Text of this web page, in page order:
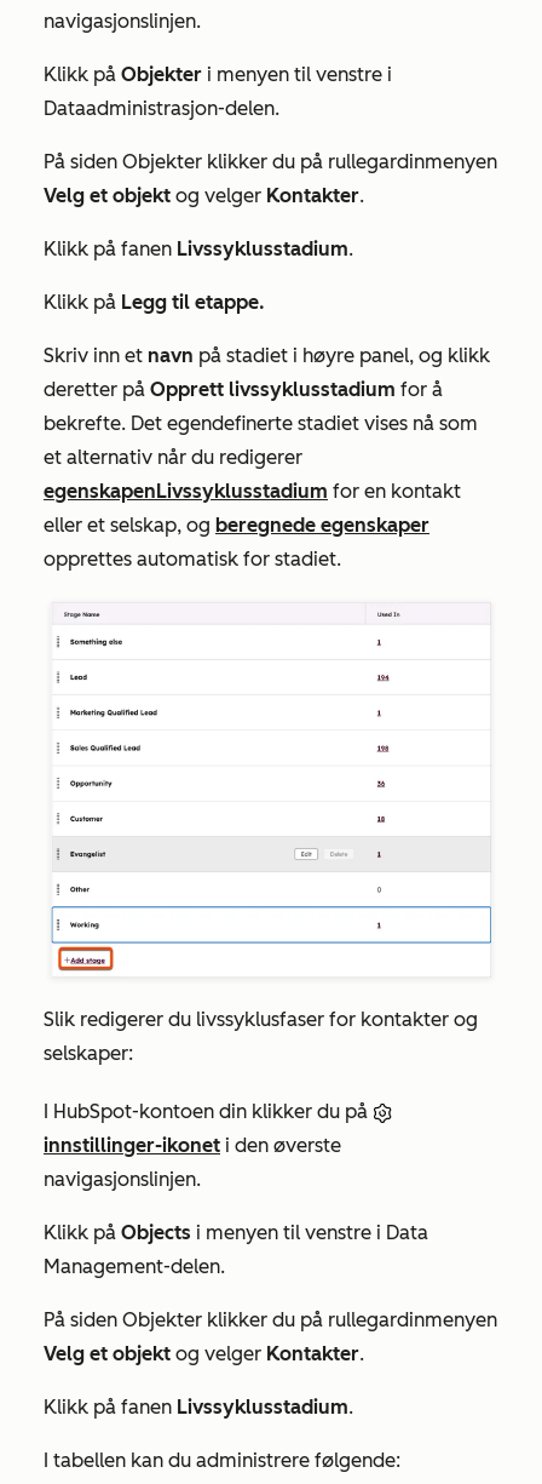
navigasjonslinjen.
Klikk på Objekter i menyen til venstre i
Dataadministrasjon-delen.
På siden Objekter klikker du på rullegardinmenyen
Velg et objekt og velger Kontakter.
Klikk på fanen Livssyklusstadium.
Klikk på Legg til etappe.
Skriv inn et navn på stadiet i høyre panel, og klikk
deretter på Opprett livssyklusstadium for å
bekrefte. Det egendefinerte stadiet vises nå som
et alternativ når du redigerer
egenskapenLivssyklusstadium for en kontakt
eller et selskap, og beregnede egenskaper
opprettes automatisk for stadiet.
Slik redigerer du livssyklusfaser for kontakter og
selskaper:
I HubSpot-kontoen din klikker du på
innstillinger-ikonet i den øverste
navigasjonslinjen.
Klikk på Objects i menyen til venstre i Data
Management-delen.
På siden Objekter klikker du på rullegardinmenyen
Velg et objekt og velger Kontakter.
Klikk på fanen Livssyklusstadium.
I tabellen kan du administrere følgende: